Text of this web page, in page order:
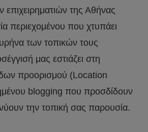
επιχειρηματιών της Αθήνας
περιεχομένου που χτυπάει
των τοπικών τους
μας εστιάζει στη
προορισμού (Location
blogging που προσδίδουν
την τοπική σας παρουσία.